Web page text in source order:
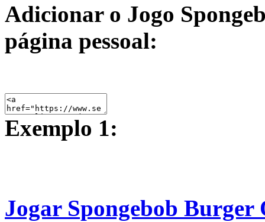
Adicionar o Jogo
página pessoal:
Exemplo 1:
Jogar Spongebob Burger